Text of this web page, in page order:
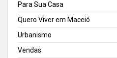
Para Sua Casa
Quero Viver em Maceió
Urbanismo
Vendas